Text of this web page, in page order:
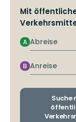
Mit
Abreise
A
Anreise
B
Suche